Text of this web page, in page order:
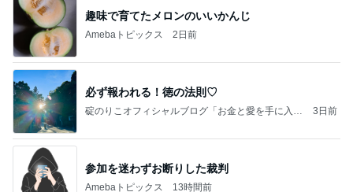
趣味で育てたメロンのいいかんじ
Amebaトピックス 2日前
必ず報われる！徳の法則♡
碇のりこオフィシャルブログ「お金と愛を手に入れ
3日前
参加を迷わずお断りした裁判
Amebaトピックス 13時間前